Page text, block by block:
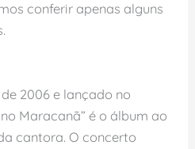
conferir apenas alguns
2006 e lançado no
Maracanã” é o álbum ao
cantora. O concerto